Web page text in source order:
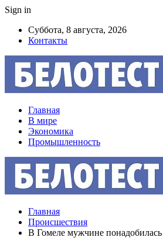
Sign in
Суббота, 8 августа, 2026
Контакты
Главная
В мире
Экономика
Промышленность
Главная
Происшествия
В Гомеле мужчине